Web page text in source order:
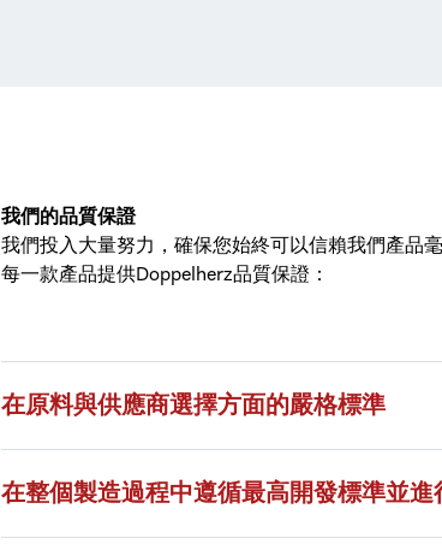
我們的品質保證
我們投入大量努力，確保您始終可以信賴我們產品
每一款產品提供Doppelherz品質保證：
在原料與供應商選擇方面的嚴格標準
在整個製造過程中遵循最高開發標準並進